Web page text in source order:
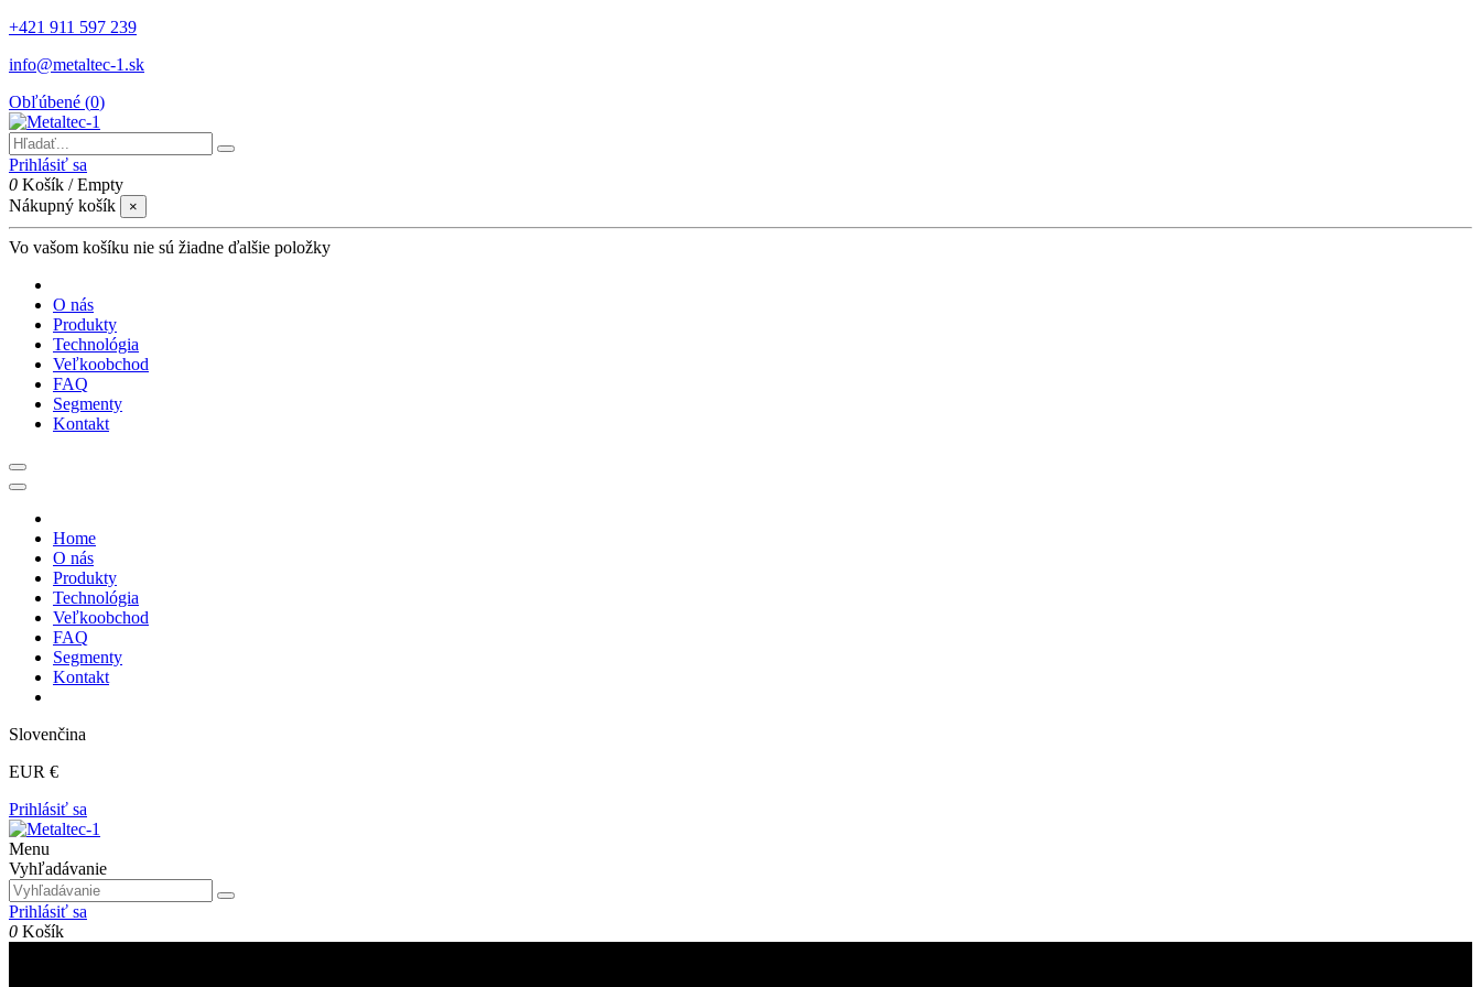
+421 911 597 239
info@metaltec-1.sk
Obľúbené (0)
Prihlásiť sa
0 Košík /Empty
Nákupný košík
×
Vo vašom košíku nie sú žiadne ďalšie položky
O nás
Produkty
Technológia
Veľkoobchod
FAQ
Segmenty
Kontakt
Home
O nás
Produkty
Technológia
Veľkoobchod
FAQ
Segmenty
Kontakt
Slovenčina
EUR €
Prihlásiť sa
Menu
Vyhľadávanie
Prihlásiť sa
0 Košík